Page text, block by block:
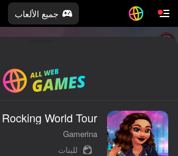
جميع الألعاب
Rocking World Tour
Gamerina
للبنات